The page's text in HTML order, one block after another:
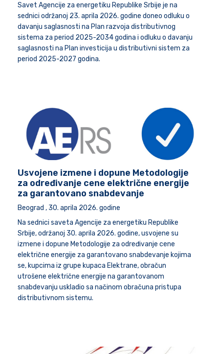
Savet Agencije za energetiku Republike Srbije je na
sednici održanoj 23. aprila 2026. godine doneo odluku o
davanju saglasnosti na Plan razvoja distributivnog
sistema za period 2025-2034 godina i odluku o davanju
saglasnosti na Plan investicija u distributivni sistem za
period 2025-2027 godina.
Usvojene izmene i dopune Metodologije
za određivanje cene električne energije
za garantovano snabdevanje
Beograd , 30. aprila 2026. godine
Na sednici saveta Agencije za energetiku Republike
Srbije, održanoj 30. aprila 2026. godine, usvojene su
izmene i dopune Metodologije za određivanje cene
električne energije za garantovano snabdevanje kojima
se, kupcima iz grupe kupaca Elektrane, obračun
utrošene električne energije na garantovanom
snabdevanju uskladio sa načinom obračuna pristupa
distributivnom sistemu.